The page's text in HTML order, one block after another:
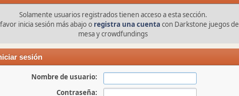
Solamente usuarios registrados tienen acceso a esta sección.
inicia sesión más abajo o registra una cuenta con Darkstone juegos de
mesa y crowdfundings
sesión
Nombre de usuario:
Contraseña: